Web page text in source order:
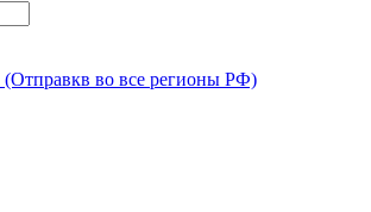
во все регионы РФ)